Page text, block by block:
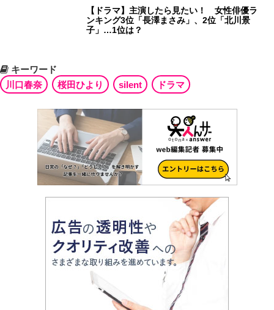
【ドラマ】主演したら見たい！ 女性俳優ラ
ンキング3位「長澤まさみ」、2位「北川景
子」…1位は？
キーワード
川口春奈
桜田ひより silent ドラマ